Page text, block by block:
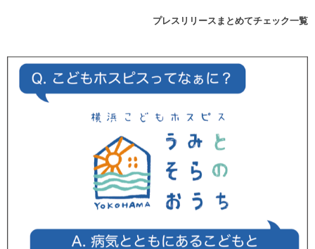
プレスリリースまとめてチェック一覧